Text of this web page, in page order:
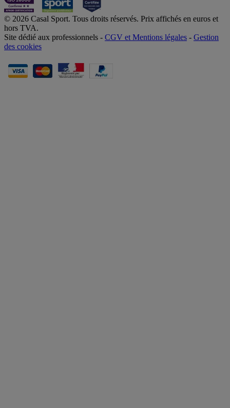
© 2026 Casal Sport. Tous droits réservés. Prix affichés en euros et
hors TVA.
Site dédié aux professionnels - CGV et Mentions légales - Gestion
des cookies